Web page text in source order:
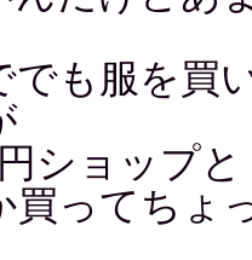
でも服を買
ショップ
買ってちょ